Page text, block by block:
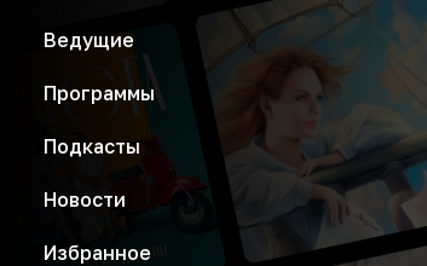
Ведущие
Программы
Подкасты
Новости
Избранное